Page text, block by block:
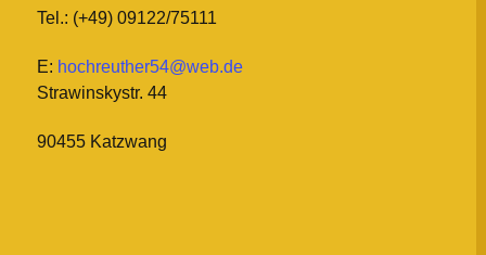
Tel.: (+49) 09122/75111
E: hochreuther54@web.de
Strawinskystr. 44
90455 Katzwang